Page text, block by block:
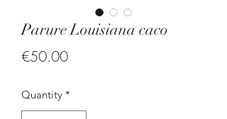
Parure Louisiana caco
€50.00Price
Quantity *